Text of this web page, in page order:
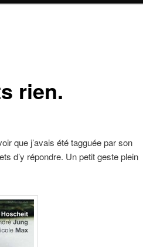
rien.
que j’avais été tagguée par son
d’y répondre. Un petit geste plein